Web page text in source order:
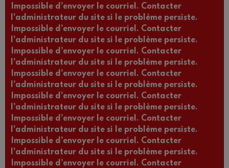
Impossible d'envoyer le courriel. Contacter
l'administrateur du site si le problème persiste.
Impossible d'envoyer le courriel. Contacter
l'administrateur du site si le problème persiste.
Impossible d'envoyer le courriel. Contacter
l'administrateur du site si le problème persiste.
Impossible d'envoyer le courriel. Contacter
l'administrateur du site si le problème persiste.
Impossible d'envoyer le courriel. Contacter
l'administrateur du site si le problème persiste.
Impossible d'envoyer le courriel. Contacter
l'administrateur du site si le problème persiste.
Impossible d'envoyer le courriel. Contacter
l'administrateur du site si le problème persiste.
Impossible d'envoyer le courriel. Contacter